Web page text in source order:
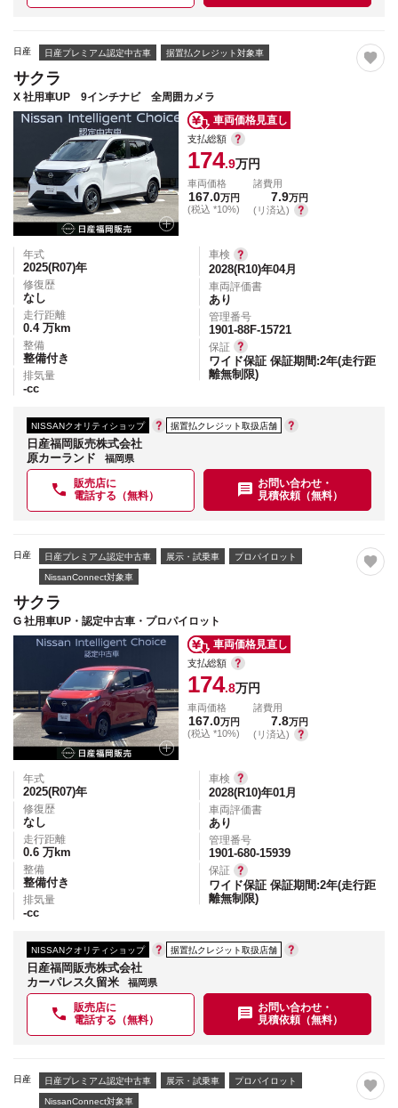
日産 日産プレミアム認定中古車 据置払クレジット対象車
サクラ
X 社用車UP 9インチナビ 全周囲カメラ
車両価格見直し
支払総額
174.9万円
車両価格
167.0万円
(税込 *10%)
諸費用
7.9万円
(リ済込)
年式
2025(R07)年
修復歴
なし
走行距離
0.4 万km
整備
整備付き
排気量
-cc
車検
2028(R10)年04月
車両評価書
あり
管理番号
1901-88F-15721
保証
ワイド保証 保証期間:2年(走行距
離無制限)
NISSANクオリティショップ 据置払クレジット取扱店舗
日産福岡販売株式会社
原カーランド
福岡県
販売店に
電話する（無料）
お問い合わせ・
見積依頼（無料）
日産 日産プレミアム認定中古車 展示・試乗車 プロパイロット
NissanConnect対象車
サクラ
G 社用車UP・認定中古車・プロパイロット
車両価格見直し
支払総額
174.8万円
車両価格
167.0万円
(税込 *10%)
諸費用
7.8万円
(リ済込)
年式
2025(R07)年
修復歴
なし
走行距離
0.6 万km
整備
整備付き
排気量
-cc
車検
2028(R10)年01月
車両評価書
あり
管理番号
1901-680-15939
保証
ワイド保証 保証期間:2年(走行距
離無制限)
NISSANクオリティショップ 据置払クレジット取扱店舗
日産福岡販売株式会社
カーパレス久留米
福岡県
販売店に
電話する（無料）
お問い合わせ・
見積依頼（無料）
日産 日産プレミアム認定中古車 展示・試乗車 プロパイロット
NissanConnect対象車